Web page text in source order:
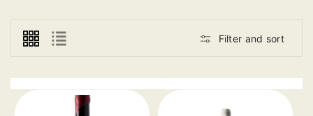
determinado, y que son elaborados
con uvas cultivadas en
ese mismo lugar.
Filter and sort